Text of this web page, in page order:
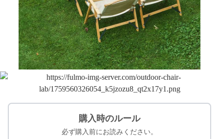
購入時のルール
必ず購入前にお読みください。